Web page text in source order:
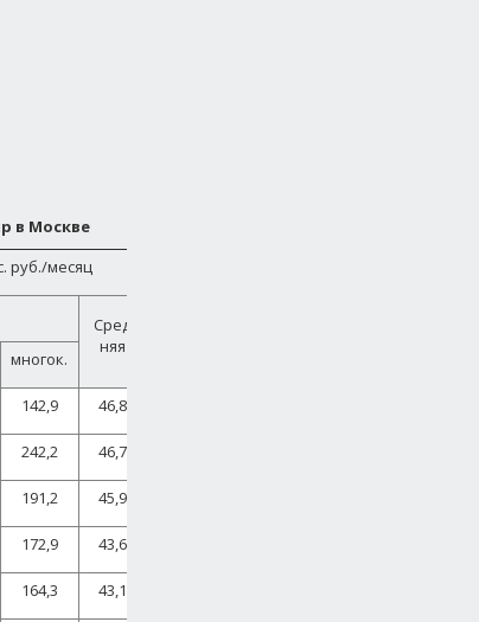
в Москве
руб./месяц
Сред
няя
многок.
142,9 46,8
242,2 46,7
191,2 45,9
172,9 43,6
164,3 43,1